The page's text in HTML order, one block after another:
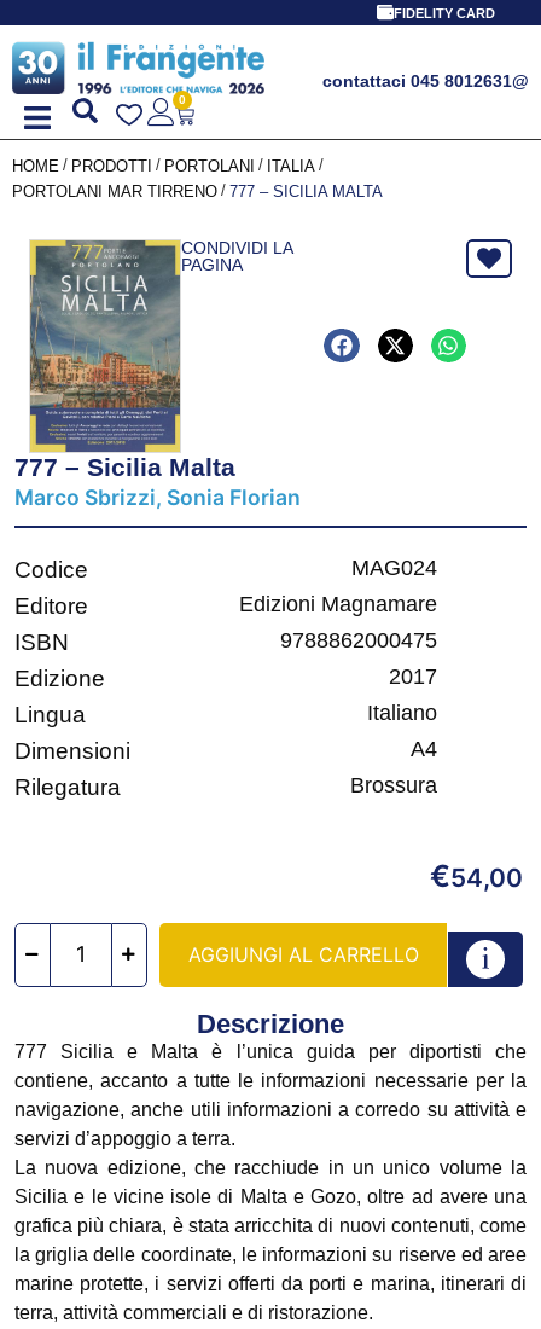
FIDELITY CARD
contattaci 045 8012631@
0
HOME / PRODOTTI / PORTOLANI / ITALIA /
PORTOLANI MAR TIRRENO / 777 – SICILIA MALTA
CONDIVIDI LA
PAGINA
777 – Sicilia Malta
Marco Sbrizzi, Sonia Florian
Codice MAG024
Editore Edizioni Magnamare
ISBN 9788862000475
Edizione 2017
Lingua Italiano
Dimensioni A4
Rilegatura Brossura
€54,00
AGGIUNGI AL CARRELLO
Descrizione
777 Sicilia e Malta è l’unica guida per diportisti che
contiene, accanto a tutte le informazioni necessarie per la
navigazione, anche utili informazioni a corredo su attività e
servizi d’appoggio a terra.
La nuova edizione, che racchiude in un unico volume la
Sicilia e le vicine isole di Malta e Gozo, oltre ad avere una
grafica più chiara, è stata arricchita di nuovi contenuti, come
la griglia delle coordinate, le informazioni su riserve ed aree
marine protette, i servizi offerti da porti e marina, itinerari di
terra, attività commerciali e di ristorazione.